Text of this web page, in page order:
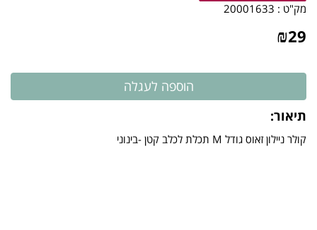
מק"ט : 20001633
₪29
תיאור:
​קולר ניילון זאוס גודל M תכלת לכלב קטן -בינוני